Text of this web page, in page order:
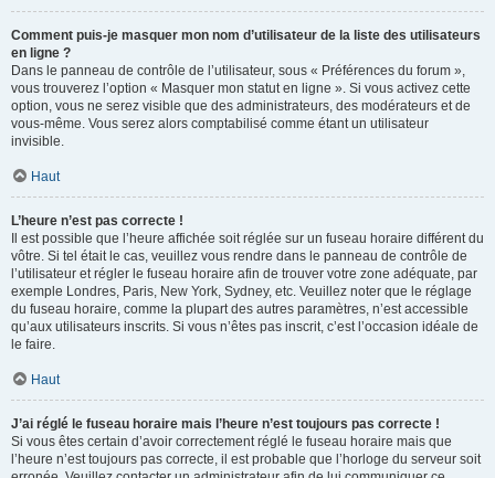
Comment puis-je masquer mon nom d’utilisateur de la liste des utilisateurs
en ligne ?
Dans le panneau de contrôle de l’utilisateur, sous « Préférences du forum »,
vous trouverez l’option « Masquer mon statut en ligne ». Si vous activez cette
option, vous ne serez visible que des administrateurs, des modérateurs et de
vous-même. Vous serez alors comptabilisé comme étant un utilisateur
invisible.
Haut
L’heure n’est pas correcte !
Il est possible que l’heure affichée soit réglée sur un fuseau horaire différent du
vôtre. Si tel était le cas, veuillez vous rendre dans le panneau de contrôle de
l’utilisateur et régler le fuseau horaire afin de trouver votre zone adéquate, par
exemple Londres, Paris, New York, Sydney, etc. Veuillez noter que le réglage
du fuseau horaire, comme la plupart des autres paramètres, n’est accessible
qu’aux utilisateurs inscrits. Si vous n’êtes pas inscrit, c’est l’occasion idéale de
le faire.
Haut
J’ai réglé le fuseau horaire mais l’heure n’est toujours pas correcte !
Si vous êtes certain d’avoir correctement réglé le fuseau horaire mais que
l’heure n’est toujours pas correcte, il est probable que l’horloge du serveur soit